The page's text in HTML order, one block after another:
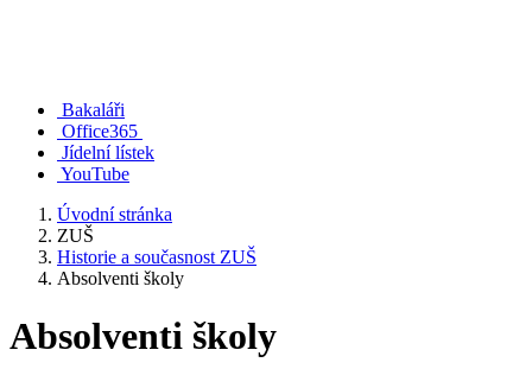
Bakaláři
Office365
Jídelní lístek
YouTube
Úvodní stránka
ZUŠ
Historie a současnost ZUŠ
Absolventi školy
Absolventi školy